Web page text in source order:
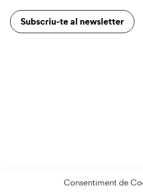
Consentiment de
Subscriu-te al newsletter